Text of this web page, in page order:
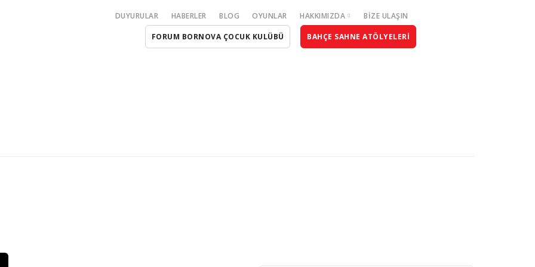
DUYURULAR HABERLER BLOG OYUNLAR HAKKIMIZDA BIZE ULAŞIN
FORUM BORNOVA ÇOCUK KULÜBÜ BAHÇE SAHNE ATÖLYELERİ